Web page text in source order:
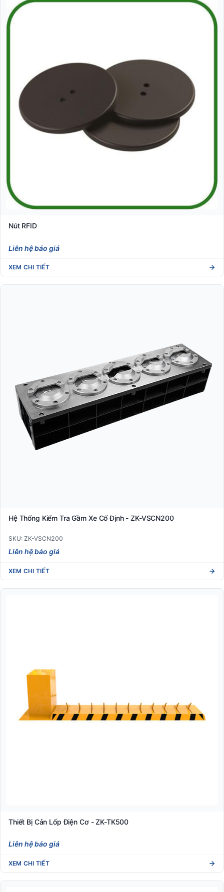
Nút RFID
Liên hệ báo giá
XEM CHI TIẾT
Hệ Thống Kiểm Tra Gầm Xe Cố Định - ZK-VSCN200
SKU: ZK-VSCN200
Liên hệ báo giá
XEM CHI TIẾT
Thiết Bị Cản Lốp Điện Cơ - ZK-TK500
Liên hệ báo giá
XEM CHI TIẾT